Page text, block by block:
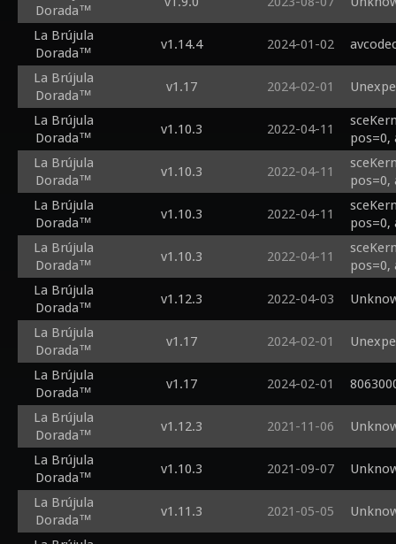
Dorada™
La Brújula
Dorada™
v1.14.4 2024-01-02
La Brújula
Dorada™
v1.17 2024-02-01
La Brújula
Dorada™
v1.10.3 2022-04-11
pos=0,
La Brújula
Dorada™
v1.10.3 2022-04-11
pos=0,
La Brújula
Dorada™
v1.10.3 2022-04-11
pos=0,
La Brújula
Dorada™
v1.10.3 2022-04-11
pos=0,
La Brújula
Dorada™
v1.12.3 2022-04-03
La Brújula
Dorada™
v1.17 2024-02-01
La Brújula
Dorada™
v1.17 2024-02-01
La Brújula
Dorada™
v1.12.3 2021-11-06
La Brújula
Dorada™
v1.10.3 2021-09-07
La Brújula
Dorada™
v1.11.3 2021-05-05